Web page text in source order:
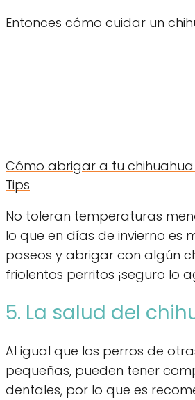
Entonces cómo cuidar un
Cómo abrigar a tu chihuahua
Tips
No toleran temperaturas
lo que en días de invierno es
paseos y abrigar con algún
friolentos perritos ¡seguro lo
5. La salud del
Al igual que los perros de
pequeñas, pueden tener
dentales, por lo que es